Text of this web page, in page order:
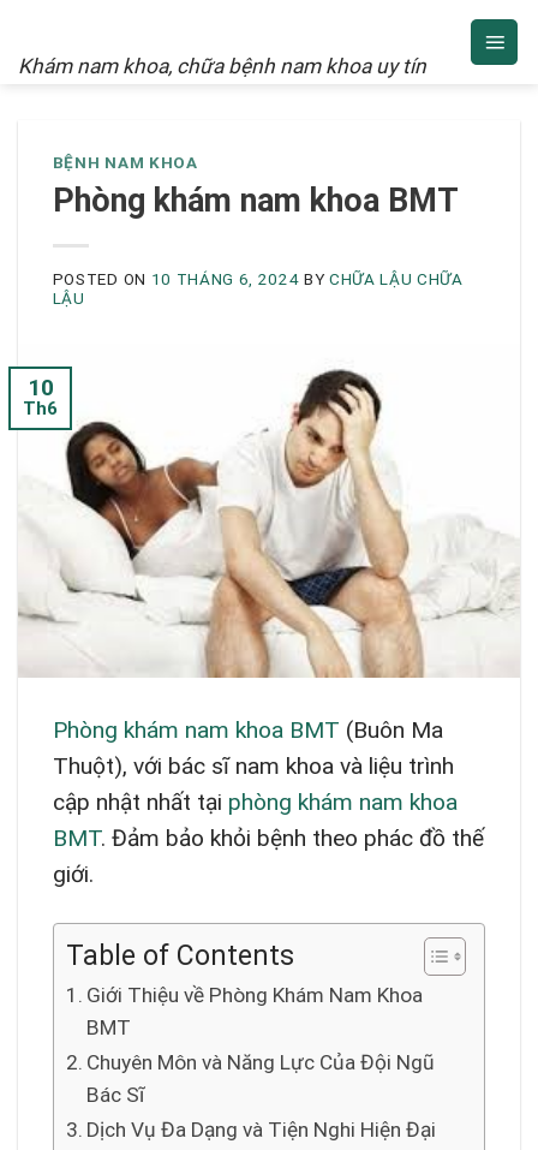
Khám nam khoa, chữa bệnh nam khoa uy tín
BỆNH NAM KHOA
Phòng khám nam khoa BMT
POSTED ON 10 THÁNG 6, 2024 BY CHỮA LẬU CHỮA
LẬU
10
Th6
Phòng khám nam khoa BMT (Buôn Ma
Thuột), với bác sĩ nam khoa và liệu trình
cập nhật nhất tại phòng khám nam khoa
BMT. Đảm bảo khỏi bệnh theo phác đồ thế
giới.
Table of Contents
Giới Thiệu về Phòng Khám Nam Khoa
BMT
Chuyên Môn và Năng Lực Của Đội Ngũ
Bác Sĩ
Dịch Vụ Đa Dạng và Tiện Nghi Hiện Đại